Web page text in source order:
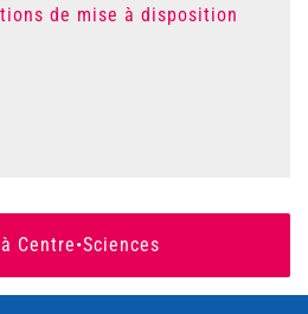
de mise à disposition
Centre•Sciences